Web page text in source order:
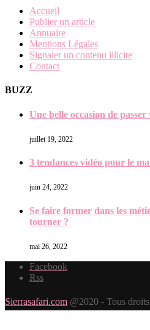
Accueil
Publier un article
Annuaire
Mentions Légales
Signaler un contenu illicite
Contact
BUZZ
Une belle occasion de
juillet 19, 2022
3 tendances vidéo pour le
juin 24, 2022
Se faire former dans les
tourner ?
mai 26, 2022
Facebook
Rss
Sierrasafari.com @2020 - Tous